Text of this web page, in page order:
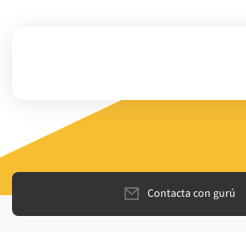
Contacta con gurú